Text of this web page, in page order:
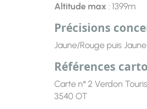
Altitude max : 1399m
Précisions
Jaune/Rouge puis Jaune
Références
Carte n° 2 Verdon
3540 OT